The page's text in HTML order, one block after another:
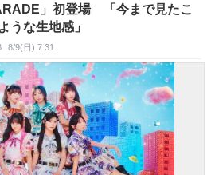
」初登場 「今まで見たこ
うな生地感」
8/9(日) 7:31